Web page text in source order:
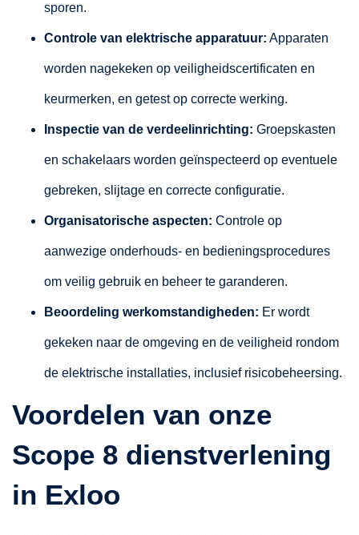
sporen.
Controle van elektrische apparatuur: Apparaten
worden nagekeken op veiligheidscertificaten en
keurmerken, en getest op correcte werking.
Inspectie van de verdeelinrichting: Groepskasten
en schakelaars worden geïnspecteerd op eventuele
gebreken, slijtage en correcte configuratie.
Organisatorische aspecten: Controle op
aanwezige onderhouds- en bedieningsprocedures
om veilig gebruik en beheer te garanderen.
Beoordeling werkomstandigheden: Er wordt
gekeken naar de omgeving en de veiligheid rondom
de elektrische installaties, inclusief risicobeheersing.
Voordelen van onze
Scope 8 dienstverlening
in Exloo